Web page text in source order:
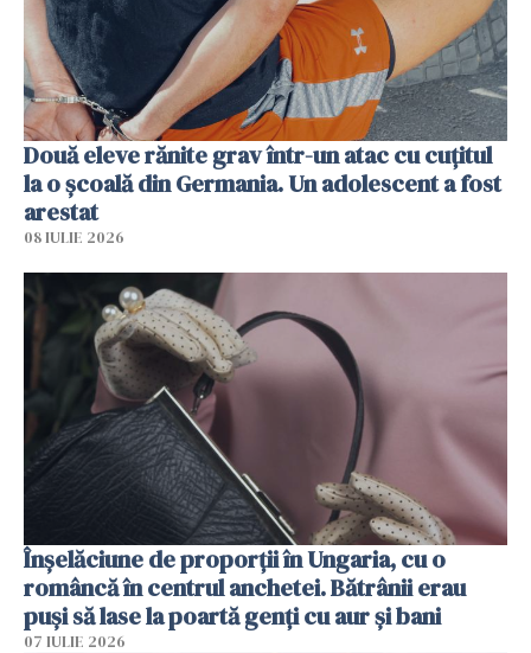
Două eleve rănite grav într-un atac cu cuțitul
la o școală din Germania. Un adolescent a fost
arestat
08 IULIE 2026
Înșelăciune de proporții în Ungaria, cu o
româncă în centrul anchetei. Bătrânii erau
puși să lase la poartă genți cu aur și bani
07 IULIE 2026